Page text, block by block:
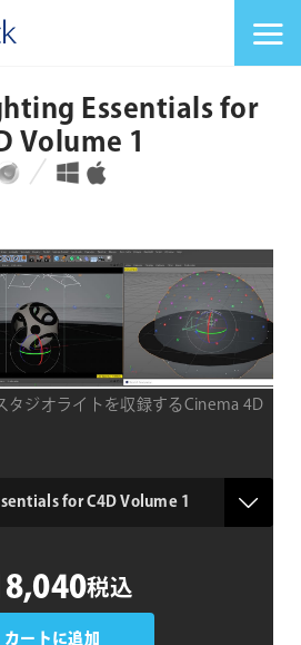
Essentials for
Volume 1
フォーム 対応OS
タジオライトを収録するCinema 4D
税込
カートに追加